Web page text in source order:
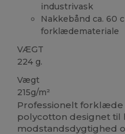
industrivask
Nakkebånd ca. 60
forklædemateriale
VÆGT
224 g.
Vægt
215g/m²
Professionelt
polycotton designet til
modstandsdygtighed